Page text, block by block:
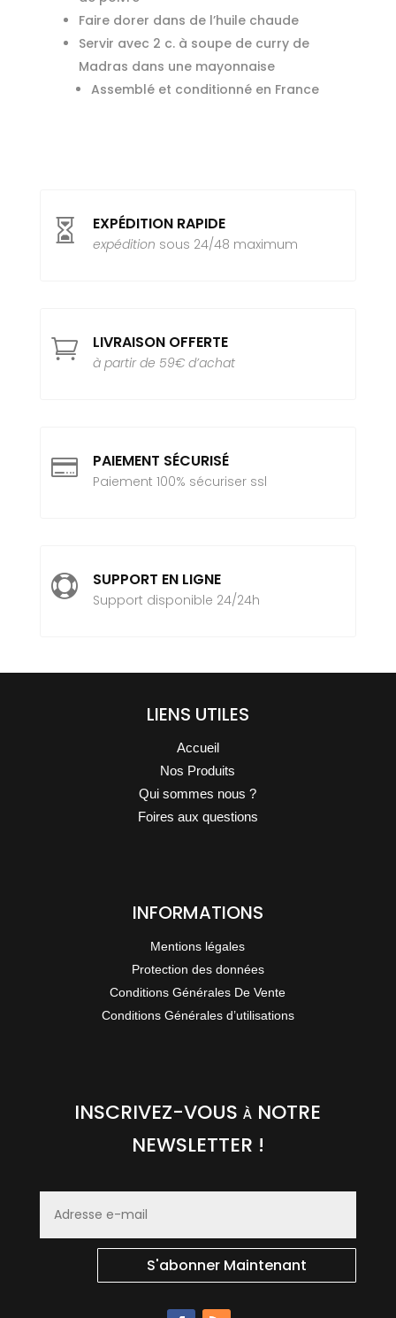
Faire dorer dans de l’huile chaude
Servir avec 2 c. à soupe de curry de
Madras dans une mayonnaise
Assemblé et conditionné en France
 EXPÉDITION RAPIDE
expédition sous 24/48 maximum
 LIVRAISON OFFERTE
à partir de 59€ d’achat
 PAIEMENT SÉCURISÉ
Paiement 100% sécuriser ssl
 SUPPORT EN LIGNE
Support disponible 24/24h
LIENS UTILES
Accueil
Nos Produits
Qui sommes nous ?
Foires aux questions
INFORMATIONS
Mentions légales
Protection des données
Conditions Générales De Vente
Conditions Générales d’utilisations
INSCRIVEZ-VOUS à NOTRE
NEWSLETTER !
S'abonner Maintenant